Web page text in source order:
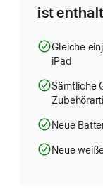
ist
Gleiche
iPad
Sämtliche
Neue
Neue